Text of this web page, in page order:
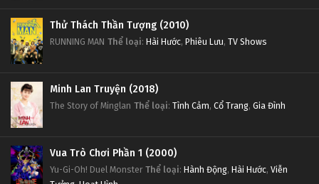
Thử Thách Thần Tượng (2010)
RUNNING MAN Thể loại: Hài Hước, Phiêu Lưu, TV Shows
Minh Lan Truyện (2018)
The Story of Minglan Thể loại: Tình Cảm, Cổ Trang, Gia Đình
Vua Trò Chơi Phần 1 (2000)
Yu-Gi-Oh! Duel Monster Thể loại: Hành Động, Hài Hước, Viễn